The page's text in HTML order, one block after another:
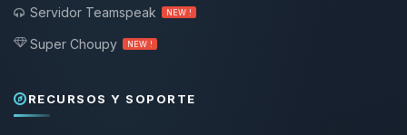
Servidor Teamspeak
NEW !
Super Choupy NEW !
RECURSOS Y SOPORTE